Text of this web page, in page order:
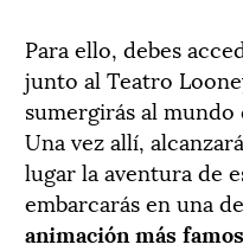
Para ello, debes
junto al Teatro
sumergirás al mundo
Una vez allí,
lugar la aventura de
embarcarás en una
animación más